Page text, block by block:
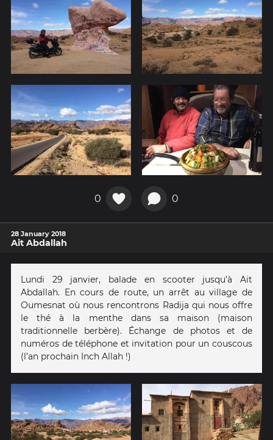
0 0
28 January 2018
Ait Abdallah
Lundi 29 janvier, balade en scooter jusqu’à Ait
Abdallah. En cours de route, un arrêt au village de
Oumesnat où nous rencontrons Radija qui nous offre
le thé à la menthe dans sa maison (maison
traditionnelle berbère). Échange de photos et de
numéros de téléphone et invitation pour un couscous
(l’an prochain Inch Allah !)